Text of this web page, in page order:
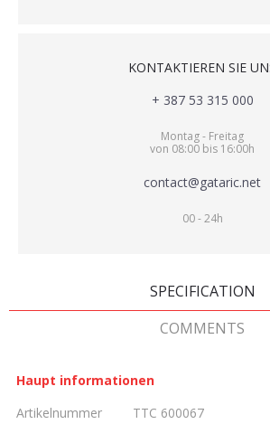
KONTAKTIEREN SIE
+ 387 53 315 000
Montag - Freitag
von 08:00 bis 16:00h
contact@gataric.net
00 - 24h
SPECIFICATION
COMMENTS
Haupt informationen
Artikelnummer
TTC 600067